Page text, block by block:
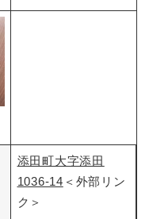
添田町大字添田
1036-14 ＜外部リン
ク＞